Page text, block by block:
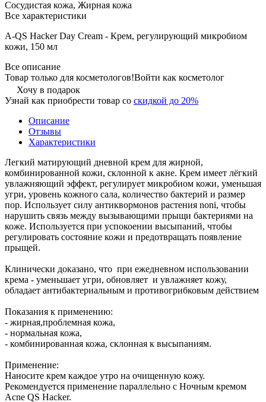
Сосудистая кожа, Жирная кожа
Все характеристики
A-QS Hacker Day Cream - Крем, регулирующий микробиом
кожи, 150 мл
Все описание
Товар только для косметологов!Войти как косметолог
Хочу в подарок
Узнай как приобрести товар со скидкой до 20%
Описание
Отзывы
Характеристики
Легкий матирующий дневной крем для жирной,
комбинированной кожи, склонной к акне. Крем имеет лёгкий
увлажняющий эффект, регулирует микробиом кожи, уменьшая
угри, уровень кожного сала, количество бактерий и размер
пор. Использует силу антиквормонов растения noni, чтобы
нарушить связь между вызывающими прыщи бактериями на
коже. Используется при успокоении высыпаний, чтобы
регулировать состояние кожи и предотвращать появление
прыщей.
Клинически доказано, что при ежедневном использовании
крема - уменьшает угри, обновляет и увлажняет кожу,
обладает антибактериальным и противогрибковым действием
Показания к применению:
- жирная,проблемная кожа,
- нормальная кожа,
- комбинированная кожа, склонная к высыпаниям.
Применение:
Наносите крем каждое утро на очищенную кожу.
Рекомендуется применение параллельно с Ночным кремом
Acne QS Hacker.